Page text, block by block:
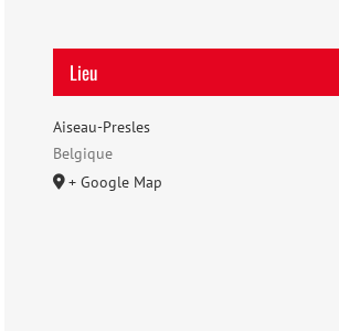
Lieu
Aiseau-Presles
Belgique
+ Google Map